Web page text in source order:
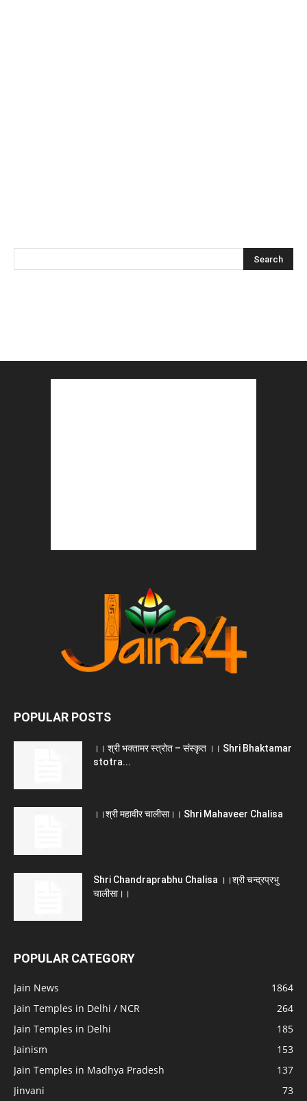
POPULAR POSTS
।। श्री भक्तामर स्त्रोत – संस्कृत ।। Shri Bhaktamar
stotra...
।।श्री महावीर चालीसा।। Shri Mahaveer Chalisa
Shri Chandraprabhu Chalisa ।।श्री चन्द्रप्रभु
चालीसा।।
POPULAR CATEGORY
Jain News
1864
Jain Temples in Delhi / NCR
264
Jain Temples in Delhi
185
Jainism
153
Jain Temples in Madhya Pradesh
137
Jinvani
73